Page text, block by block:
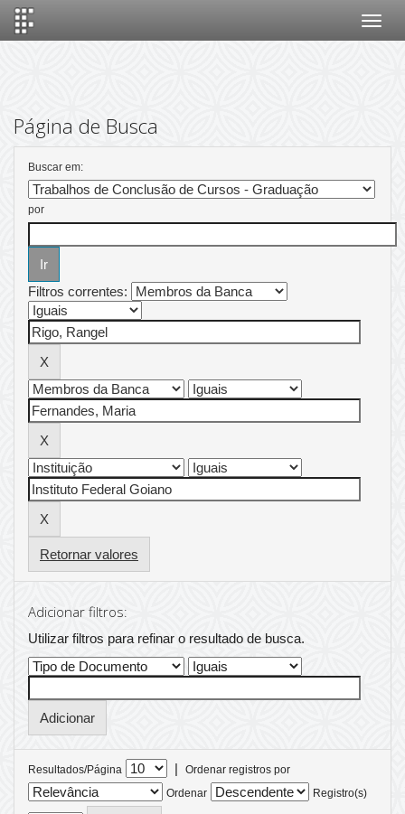
Página de Busca
Buscar em:
por
Filtros correntes:
Retornar valores
Adicionar filtros:
Utilizar filtros para refinar o resultado de busca.
Resultados/Página |
Ordenar registros por
Ordenar
Registro(s)